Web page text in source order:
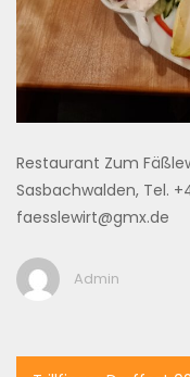
Restaurant Zum
Sasbachwalden, Tel.
faesslewirt@gmx.de
Admin